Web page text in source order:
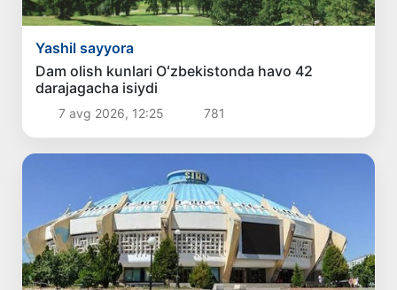
Yashil sayyora
Dam olish kunlari Oʻzbekistonda havo 42
darajagacha isiydi
7 avg 2026, 12:25 781